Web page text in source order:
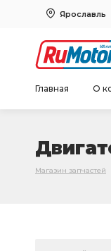
Ярославль
Главная О
Магазин запчастей